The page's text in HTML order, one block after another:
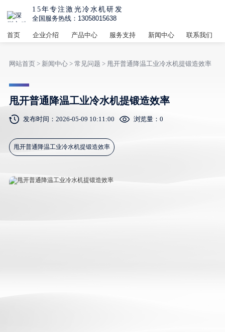
15年专注激光冷水机研发
全国服务热线：13058015638
首页 企业介绍 产品中心 服务支持 新闻中心 联系我们
网站首页> 新闻中心> 常见问题 > 甩开普通降温工业冷水机提锻造效率
甩开普通降温工业冷水机提锻造效率
发布时间：2026-05-09 10:11:00 浏览量： 0
甩开普通降温工业冷水机提锻造效率